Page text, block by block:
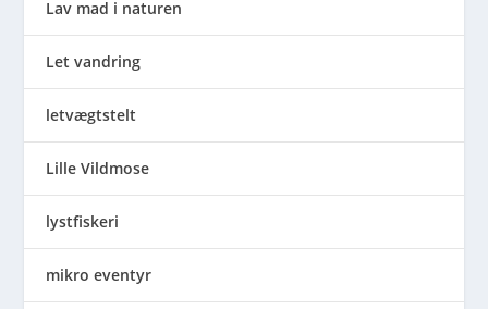
Lav mad i naturen
Let vandring
letvægtstelt
Lille Vildmose
lystfiskeri
mikro eventyr